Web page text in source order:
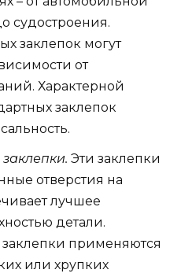
судостроения.
заклепок могут
от
Характерной
заклепок
Эти заклепки
отверстия на
лучшее
детали.
применяются
или хрупких